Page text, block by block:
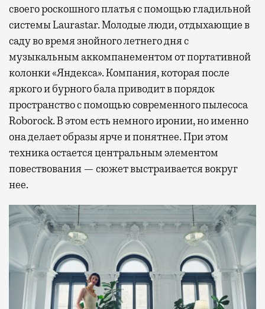
своего роскошного платья с помощью гладильной
системы Laurastar. Молодые люди, отдыхающие в
саду во время знойного летнего дня с
музыкальным аккомпанементом от портативной
колонки «Яндекса». Компания, которая после
яркого и бурного бала приводит в порядок
пространство с помощью современного пылесоса
Roborock. В этом есть немного иронии, но именно
она делает образы ярче и понятнее. При этом
техника остается центральным элементом
повествования — сюжет выстраивается вокруг
нее.